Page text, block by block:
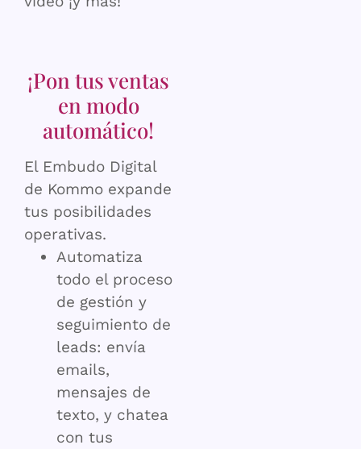
¡Pon tus ventas
en modo
automático!
El Embudo Digital
de Kommo expande
tus posibilidades
operativas.
Automatiza
todo el proceso
de gestión y
seguimiento de
leads: envía
emails,
mensajes de
texto, y chatea
con tus